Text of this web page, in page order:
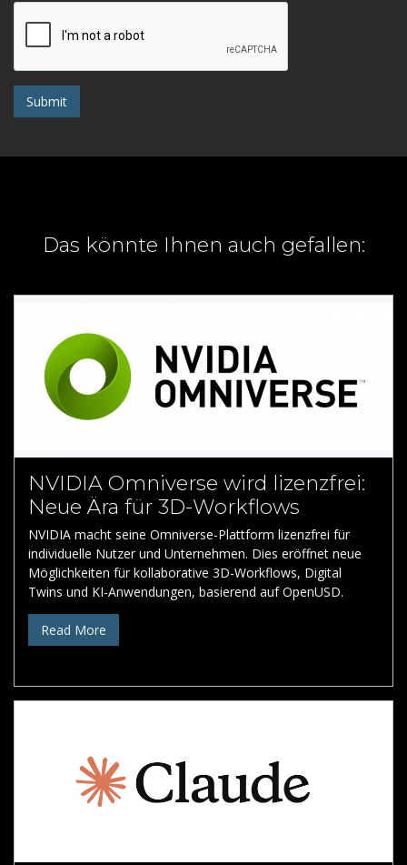
Submit
Das könnte Ihnen auch gefallen:
NVIDIA Omniverse wird lizenzfrei:
Neue Ära für 3D-Workflows
NVIDIA macht seine Omniverse-Plattform lizenzfrei für
individuelle Nutzer und Unternehmen. Dies eröffnet neue
Möglichkeiten für kollaborative 3D-Workflows, Digital
Twins und KI-Anwendungen, basierend auf OpenUSD.
Read More